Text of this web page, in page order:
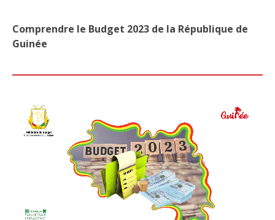
Comprendre le Budget 2023 de la République de
Guinée